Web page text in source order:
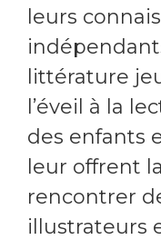
leurs
littérature
l’éveil à la
des enfants
leur offrent
rencontrer
illustrateurs